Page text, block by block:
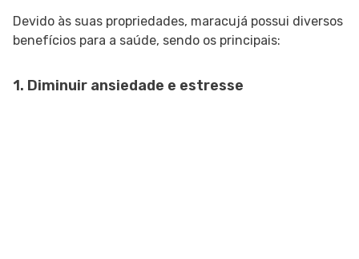
Devido às suas propriedades, maracujá possui diversos
benefícios para a saúde, sendo os principais:
1. Diminuir ansiedade e estresse